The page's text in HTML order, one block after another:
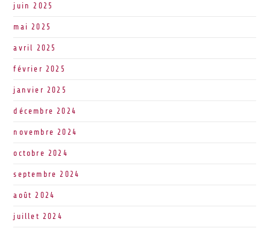
juin 2025
mai 2025
avril 2025
février 2025
janvier 2025
décembre 2024
novembre 2024
octobre 2024
septembre 2024
août 2024
juillet 2024